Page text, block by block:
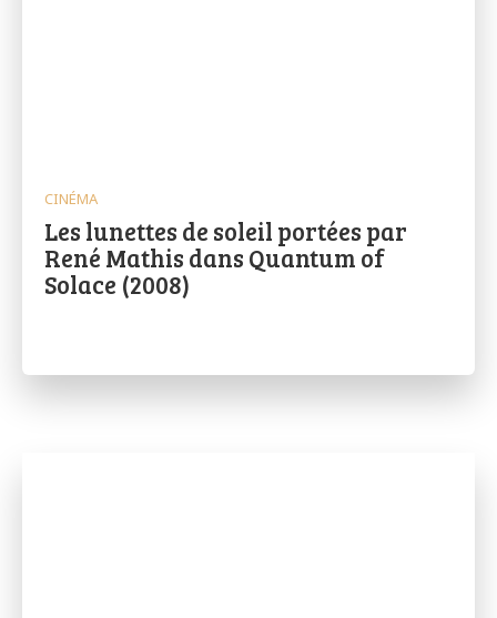
CINÉMA
Les lunettes de soleil portées par
René Mathis dans Quantum of
Solace (2008)